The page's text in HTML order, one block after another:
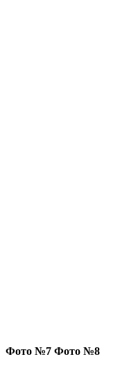
Фото №7 Фото №8